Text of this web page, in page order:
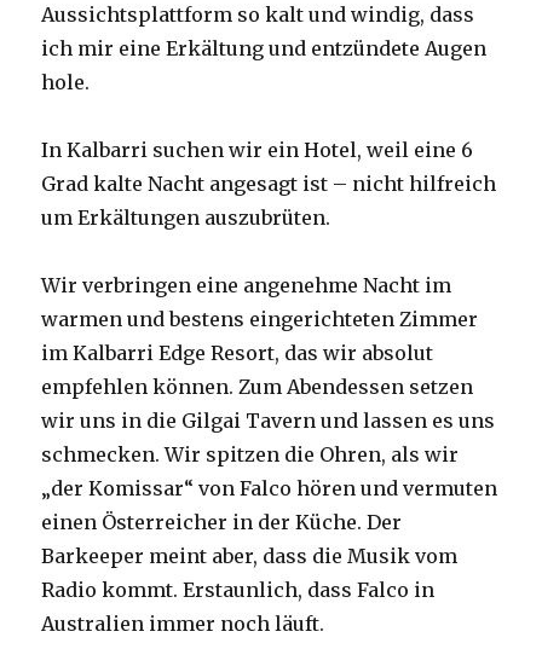
Aussichtsplattform so kalt und windig, dass
ich mir eine Erkältung und entzündete Augen
hole.
In Kalbarri suchen wir ein Hotel, weil eine 6
Grad kalte Nacht angesagt ist – nicht hilfreich
um Erkältungen auszubrüten.
Wir verbringen eine angenehme Nacht im
warmen und bestens eingerichteten Zimmer
im Kalbarri Edge Resort, das wir absolut
empfehlen können. Zum Abendessen setzen
wir uns in die Gilgai Tavern und lassen es uns
schmecken. Wir spitzen die Ohren, als wir
„der Komissar“ von Falco hören und vermuten
einen Österreicher in der Küche. Der
Barkeeper meint aber, dass die Musik vom
Radio kommt. Erstaunlich, dass Falco in
Australien immer noch läuft.